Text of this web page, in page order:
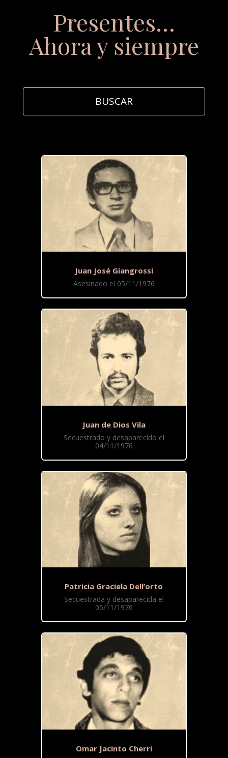
Presentes…
Ahora y siempre
Juan José Giangrossi
Asesinado el 05/11/1976
Juan de Dios Vila
Secuestrado y desaparecido el
04/11/1976
Patricia Graciela Dell’orto
Secuestrada y desaparecida el
05/11/1976
Omar Jacinto Cherri